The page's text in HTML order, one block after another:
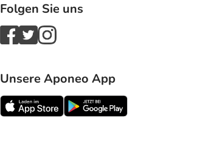
Folgen Sie uns
Unsere Aponeo App